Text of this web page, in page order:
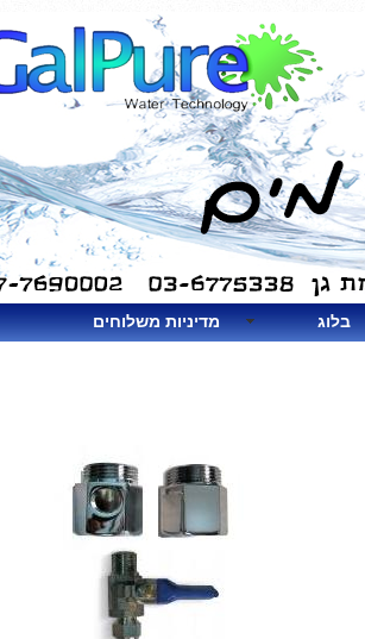
בלוג מדיניות משלוחים